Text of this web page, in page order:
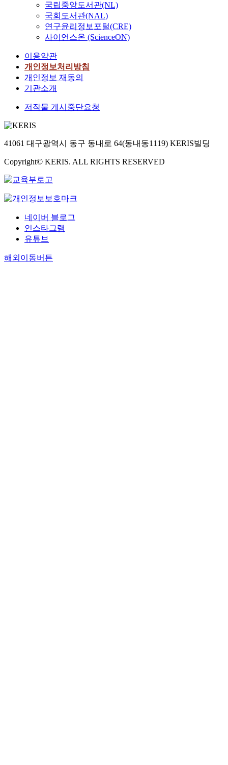
국립중앙도서관(NL)
국회도서관(NAL)
연구윤리정보포털(CRE)
사이언스온 (ScienceON)
이용약관
개인정보처리방침
개인정보 재동의
기관소개
저작물 게시중단요청
41061 대구광역시 동구 동내로 64(동내동1119) KERIS빌딩
Copyright© KERIS. ALL RIGHTS RESERVED
네이버 블로그
인스타그램
유튜브
해외이동버튼